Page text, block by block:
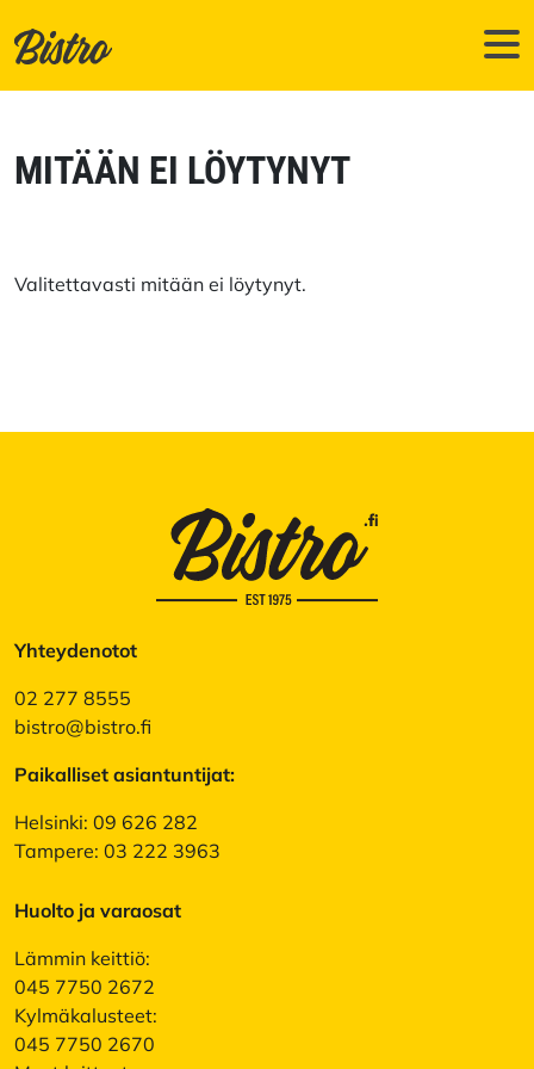
MITÄÄN EI LÖYTYNYT
Valitettavasti mitään ei löytynyt.
Yhteydenotot
02 277 8555
bistro@bistro.fi
Paikalliset asiantuntijat:
Helsinki: 09 626 282
Tampere: 03 222 3963
Huolto ja varaosat
Lämmin keittiö:
045 7750 2672
Kylmäkalusteet:
045 7750 2670